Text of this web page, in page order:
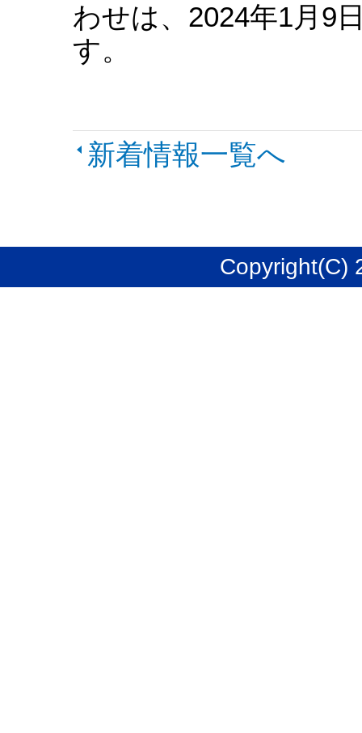
わせは、2024年1月9
す。
新着情報一覧へ
Copyright(C)